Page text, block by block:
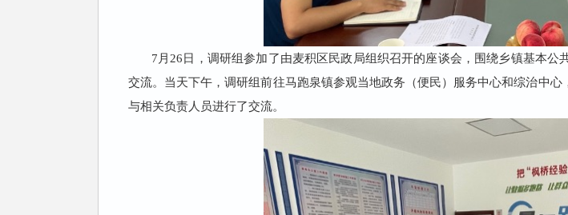
7 月 26日，调研组参加了由麦积区民政局组织召开的座谈会，围绕乡镇基本
交流。当天下午，调研组前往马跑泉镇参观当地政务（便民）服务中心和综治中
与相关负责人员进行了交流。